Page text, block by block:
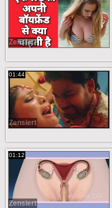
Zensiert
01:44
Zensiert
01:12
Zensiert